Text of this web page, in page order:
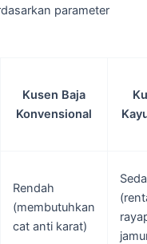
parameter
Kusen Baja
Konvensional
Rendah
(membutuhkan
cat anti karat)